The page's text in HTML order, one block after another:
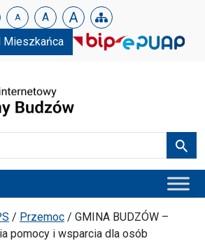
w Budzowie
A A A
Mieszkańca
/ Przemoc / GMINA BUDZÓW –
pomocy i wsparcia dla osób